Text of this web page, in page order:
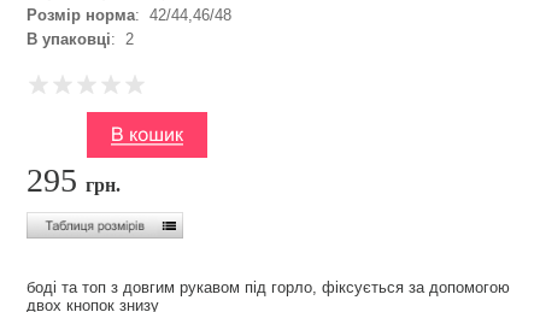
Розмір норма: 42/44,46/48
В упаковці: 2
295грн.
боді та топ з довгим рукавом під горло, фіксується за допомогою
двох кнопок знизу